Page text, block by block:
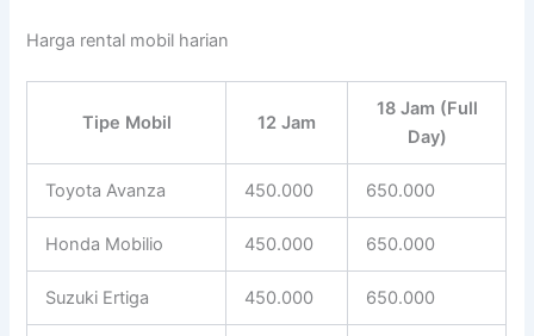
Harga rental mobil harian
Tipe Mobil 12 Jam
18 Jam (Full
Day)
Toyota Avanza 450.000 650.000
Honda Mobilio 450.000 650.000
Suzuki Ertiga 450.000 650.000